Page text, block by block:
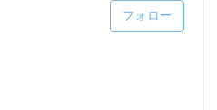
フォロー